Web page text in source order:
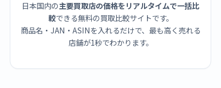
日本国内の主要買取店の価格をリアルタイムで一括比
較できる無料の買取比較サイトです。
商品名・JAN・ASINを入れるだけで、最も高く売れる
店舗が1秒でわかります。